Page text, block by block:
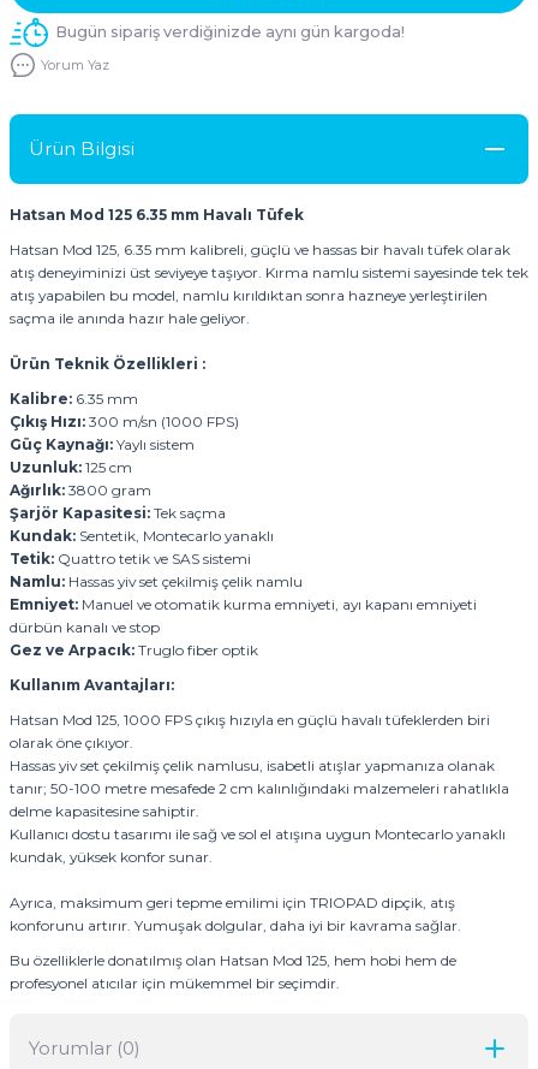
Bugün sipariş verdiğinizde aynı gün kargoda!
Yorum Yaz
Ürün Bilgisi
Hatsan Mod 125 6.35 mm Havalı Tüfek
Hatsan Mod 125, 6.35 mm kalibreli, güçlü ve hassas bir havalı tüfek olarak
atış deneyiminizi üst seviyeye taşıyor. Kırma namlu sistemi sayesinde tek tek
atış yapabilen bu model, namlu kırıldıktan sonra hazneye yerleştirilen
saçma ile anında hazır hale geliyor.
Ürün Teknik Özellikleri :
Kalibre: 6.35 mm
Çıkış Hızı: 300 m/sn (1000 FPS)
Güç Kaynağı: Yaylı sistem
Uzunluk: 125 cm
Ağırlık: 3800 gram
Şarjör Kapasitesi: Tek saçma
Kundak: Sentetik, Montecarlo yanaklı
Tetik: Quattro tetik ve SAS sistemi
Namlu: Hassas yiv set çekilmiş çelik namlu
Emniyet: Manuel ve otomatik kurma emniyeti, ayı kapanı emniyeti
dürbün kanalı ve stop
Gez ve Arpacık: Truglo fiber optik
Kullanım Avantajları:
Hatsan Mod 125, 1000 FPS çıkış hızıyla en güçlü havalı tüfeklerden biri
olarak öne çıkıyor.
Hassas yiv set çekilmiş çelik namlusu, isabetli atışlar yapmanıza olanak
tanır; 50-100 metre mesafede 2 cm kalınlığındaki malzemeleri rahatlıkla
delme kapasitesine sahiptir.
Kullanıcı dostu tasarımı ile sağ ve sol el atışına uygun Montecarlo yanaklı
kundak, yüksek konfor sunar.
Ayrıca, maksimum geri tepme emilimi için TRIOPAD dipçik, atış
konforunu artırır. Yumuşak dolgular, daha iyi bir kavrama sağlar.
Bu özelliklerle donatılmış olan Hatsan Mod 125, hem hobi hem de
profesyonel atıcılar için mükemmel bir seçimdir.
Yorumlar (0)